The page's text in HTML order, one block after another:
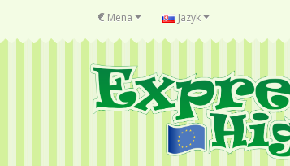
€ Mena Jazyk